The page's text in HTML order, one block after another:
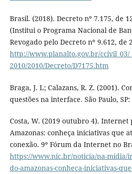
Brasil. (2018). Decreto nº 7.175, de
(Institui o Programa Nacional de
Revogado pelo Decreto nº 9.612, de
http://www.planalto.gov.br/ccivil_03/
2010/2010/Decreto/D7175.htm
Braga, J. L; Calazans, R. Z. (2001).
questões na interface. São Paulo,
Costa, W. (2019 outubro 4).
Amazonas: conheça iniciativas que
conexão. 9º Fórum da Internet no
https://www.nic.br/noticia/na-midia/
do-amazonas-conheca-iniciativas-